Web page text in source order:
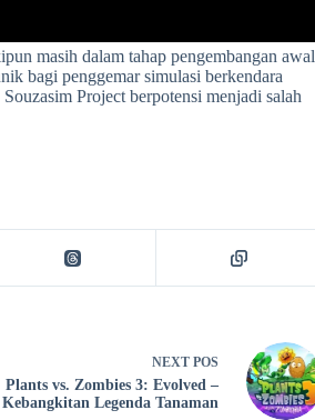
masih dalam tahap pengembangan awal
bagi penggemar simulasi berkendara
Project berpotensi menjadi salah
NEXT POS
Plants vs. Zombies 3: Evolved –
Kebangkitan Legenda Tanaman